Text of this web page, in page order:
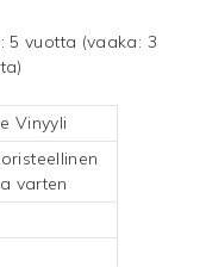
5 vuotta (vaaka: 3
Vinyyli
varten